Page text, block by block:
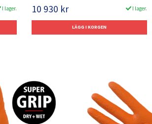
I lager. 10 930 kr I lager.